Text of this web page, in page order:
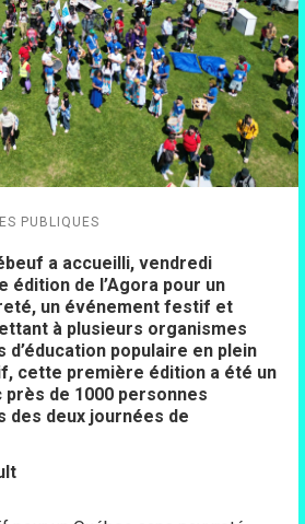
PUBLIQUES
a accueilli, vendredi
édition de l’Agora pour un
un événement festif et
à plusieurs organismes
populaire en plein
cette première édition a été un
de 1000 personnes
des deux journées de